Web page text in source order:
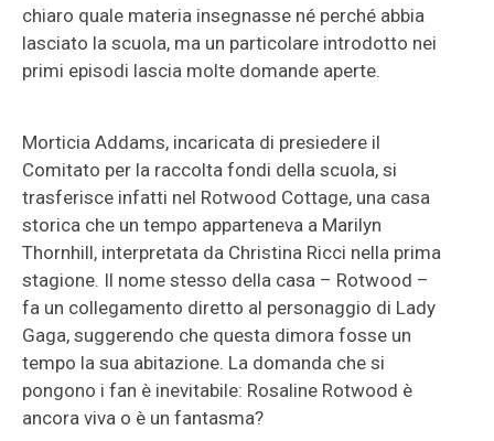
chiaro quale materia insegnasse né perché abbia
lasciato la scuola, ma un particolare introdotto nei
primi episodi lascia molte domande aperte.
Morticia Addams, incaricata di presiedere il
Comitato per la raccolta fondi della scuola, si
trasferisce infatti nel Rotwood Cottage, una casa
storica che un tempo apparteneva a Marilyn
Thornhill, interpretata da Christina Ricci nella prima
stagione. Il nome stesso della casa – Rotwood –
fa un collegamento diretto al personaggio di Lady
Gaga, suggerendo che questa dimora fosse un
tempo la sua abitazione. La domanda che si
pongono i fan è inevitabile: Rosaline Rotwood è
ancora viva o è un fantasma?